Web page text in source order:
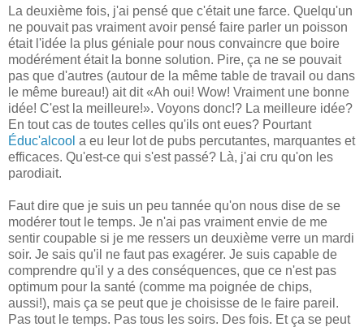
La deuxième fois, j'ai pensé que c'était une farce. Quelqu'un
ne pouvait pas vraiment avoir pensé faire parler un poisson
était l'idée la plus géniale pour nous convaincre que boire
modérément était la bonne solution. Pire, ça ne se pouvait
pas que d'autres (autour de la même table de travail ou dans
le même bureau!) ait dit «Ah oui! Wow! Vraiment une bonne
idée! C'est la meilleure!». Voyons donc!? La meilleure idée?
En tout cas de toutes celles qu'ils ont eues? Pourtant
Éduc'alcool a eu leur lot de pubs percutantes, marquantes et
efficaces. Qu'est-ce qui s'est passé? Là, j'ai cru qu'on les
parodiait.
Faut dire que je suis un peu tannée qu'on nous dise de se
modérer tout le temps. Je n'ai pas vraiment envie de me
sentir coupable si je me ressers un deuxième verre un mardi
soir. Je sais qu'il ne faut pas exagérer. Je suis capable de
comprendre qu'il y a des conséquences, que ce n'est pas
optimum pour la santé (comme ma poignée de chips,
aussi!), mais ça se peut que je choisisse de le faire pareil.
Pas tout le temps. Pas tous les soirs. Des fois. Et ça se peut